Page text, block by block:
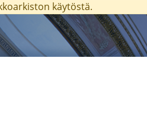
käytöstä.